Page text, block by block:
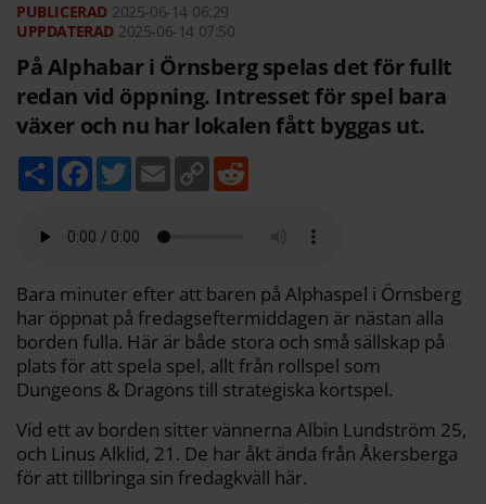
2025-06-14 06:29
2025-06-14 07:50
På Alphabar i Örnsberg spelas det för fullt
redan vid öppning. Intresset för spel bara
växer och nu har lokalen fått byggas ut.
D
e
F
b
k
T
w
t
E
m
C
o
k
Bara minuter efter att baren på Alphaspel i Örnsberg
har öppnat på fredagseftermiddagen är nästan alla
borden fulla. Här är både stora och små sällskap på
plats för att spela spel, allt från rollspel som
Dungeons & Dragons till strategiska kortspel.
Vid ett av borden sitter vännerna Albin Lundström 25,
och Linus Alklid, 21. De har åkt ända från Åkersberga
för att tillbringa sin fredagkväll här.